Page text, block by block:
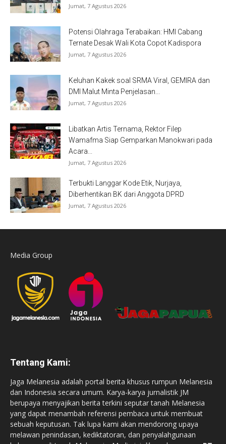
Jumat, 7 Agustus 2026
Potensi Olahraga Terabaikan: HMI Cabang
Ternate Desak Wali Kota Copot Kadispora
Jumat, 7 Agustus 2026
Keluhan Kakek soal SRMA Viral, GEMIRA dan
DMI Malut Minta Penjelasan...
Jumat, 7 Agustus 2026
Libatkan Artis Ternama, Rektor Filep
Wamafma Siap Gemparkan Manokwari pada
Acara...
Jumat, 7 Agustus 2026
Terbukti Langgar Kode Etik, Nurjaya,
Diberhentikan BK dari Anggota DPRD
Jumat, 7 Agustus 2026
Media Group
Tentang Kami:
Jaga Melanesia adalah portal berita khusus rumpun Melanesia
dan Indonesia secara umum. Karya-karya jurnalistik JM
berupaya menyajikan berita terkini seputar tanah Melanesia
yang dapat menambah referensi pembaca untuk membuat
sebuah keputusan. Tak lupa kami akan mendorong upaya
melawan penindasan, kediktatoran, dan penyalahgunaan